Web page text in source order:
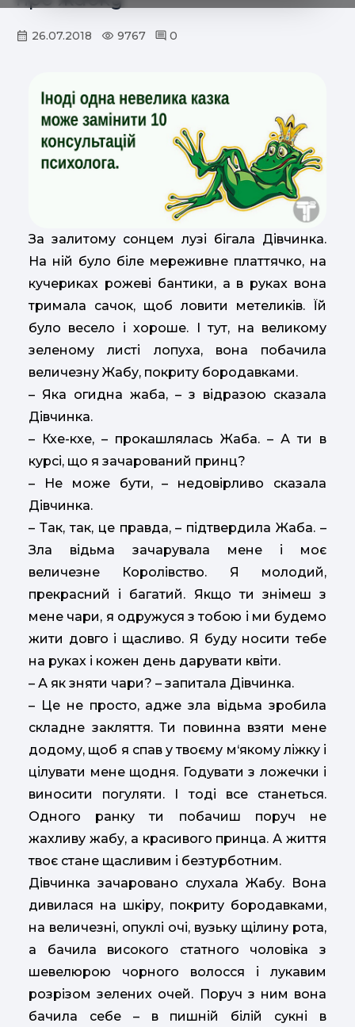
26.07.2018 9767 0
За залитому сонцем лузі бігала Дівчинка.
На ній було біле мереживне платтячко, на
кучериках рожеві бантики, а в руках вона
тримала сачок, щоб ловити метеликів. Їй
було весело і хороше. І тут, на великому
зеленому листі лопуха, вона побачила
величезну Жабу, покриту бородавками.
– Яка огидна жаба, – з відразою сказала
Дівчинка.
– Кхе-кхе, – прокашлялась Жаба. – А ти в
курсі, що я зачарований принц?
– Не може бути, – недовірливо сказала
Дівчинка.
– Так, так, це правда, – підтвердила Жаба. –
Зла відьма зачарувала мене і моє
величезне Королівство. Я молодий,
прекрасний і багатий. Якщо ти знімеш з
мене чари, я одружуся з тобою і ми будемо
жити довго і щасливо. Я буду носити тебе
на руках і кожен день дарувати квіти.
– А як зняти чари? – запитала Дівчинка.
– Це не просто, адже зла відьма зробила
складне закляття. Ти повинна взяти мене
додому, щоб я спав у твоєму м‘якому ліжку і
цілувати мене щодня. Годувати з ложечки і
виносити погуляти. І тоді все станеться.
Одного ранку ти побачиш поруч не
жахливу жабу, а красивого принца. А життя
твоє стане щасливим і безтурботним.
Дівчинка зачаровано слухала Жабу. Вона
дивилася на шкіру, покриту бородавками,
на величезні, опуклі очі, вузьку щілину рота,
а бачила високого статного чоловіка з
шевелюрою чорного волосся і лукавим
розрізом зелених очей. Поруч з ним вона
бачила себе – в пишній білій сукні в